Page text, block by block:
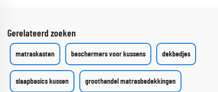
Gerelateerd zoeken
matraskasten beschermers voor kussens dekbedjes
slaapbasics kussen groothandel matrasbedekkingen